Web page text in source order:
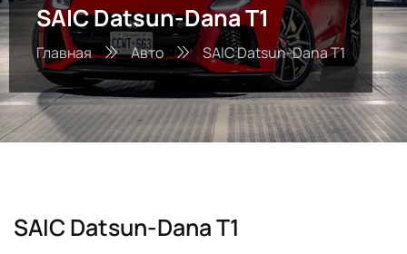
SAIC Datsun-Dana T1
Главная Авто SAIC Datsun-Dana T1
SAIC Datsun-Dana T1